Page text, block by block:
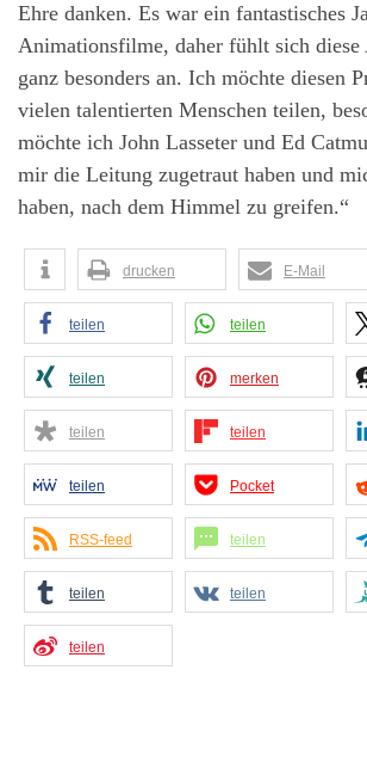
Ehre danken. Es war ein fantastisches
Animationsfilme, daher fühlt sich diese
ganz besonders an. Ich möchte diesen
vielen talentierten Menschen teilen,
möchte ich John Lasseter und Ed
mir die Leitung zugetraut haben und
haben, nach dem Himmel zu greifen.“
drucken E-Mail
teilen teilen
teilen merken
teilen teilen
teilen Pocket
RSS-feed teilen
teilen teilen
teilen